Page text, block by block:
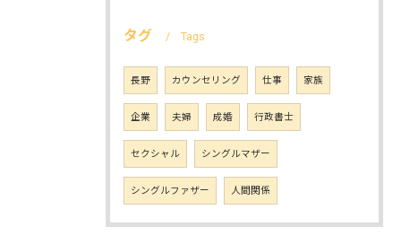
タグ Tags
長野 カウンセリング 仕事 家族
企業 夫婦 成婚 行政書士
セクシャル シングルマザー
シングルファザー 人間関係